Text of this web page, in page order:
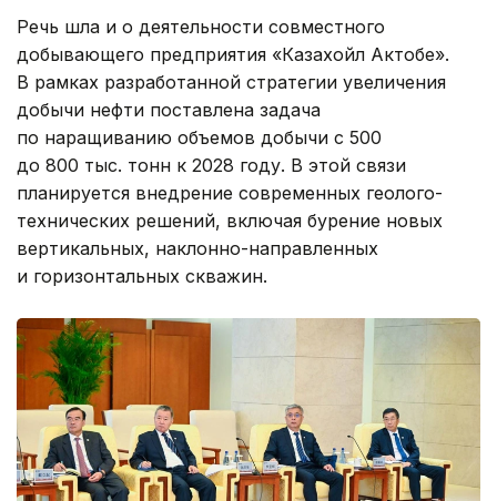
Речь шла и о деятельности совместного
добывающего предприятия «Казахойл Актобе».
В рамках разработанной стратегии увеличения
добычи нефти поставлена задача
по наращиванию объемов добычи с 500
до 800 тыс. тонн к 2028 году. В этой связи
планируется внедрение современных геолого-
технических решений, включая бурение новых
вертикальных, наклонно-направленных
и горизонтальных скважин.